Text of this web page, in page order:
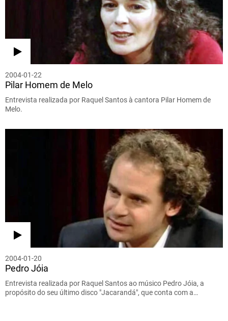
2004-01-22
Pilar Homem de Melo
Entrevista realizada por Raquel Santos à cantora Pilar Homem de
Melo.
2004-01-20
Pedro Jóia
Entrevista realizada por Raquel Santos ao músico Pedro Jóia, a
propósito do seu último disco "Jacarandá", que conta com a…